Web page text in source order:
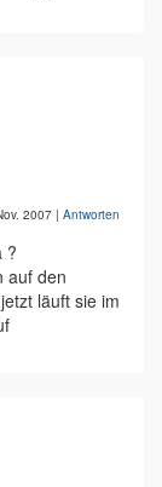
2007 | Antworten
?
auf den
läuft sie im